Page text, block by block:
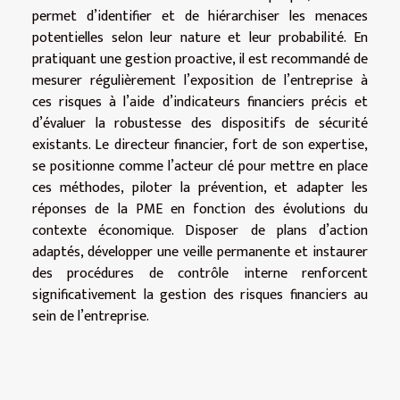
permet d’identifier et de hiérarchiser les menaces
potentielles selon leur nature et leur probabilité. En
pratiquant une gestion proactive, il est recommandé de
mesurer régulièrement l’exposition de l’entreprise à
ces risques à l’aide d’indicateurs financiers précis et
d’évaluer la robustesse des dispositifs de sécurité
existants. Le directeur financier, fort de son expertise,
se positionne comme l’acteur clé pour mettre en place
ces méthodes, piloter la prévention, et adapter les
réponses de la PME en fonction des évolutions du
contexte économique. Disposer de plans d’action
adaptés, développer une veille permanente et instaurer
des procédures de contrôle interne renforcent
significativement la gestion des risques financiers au
sein de l’entreprise.